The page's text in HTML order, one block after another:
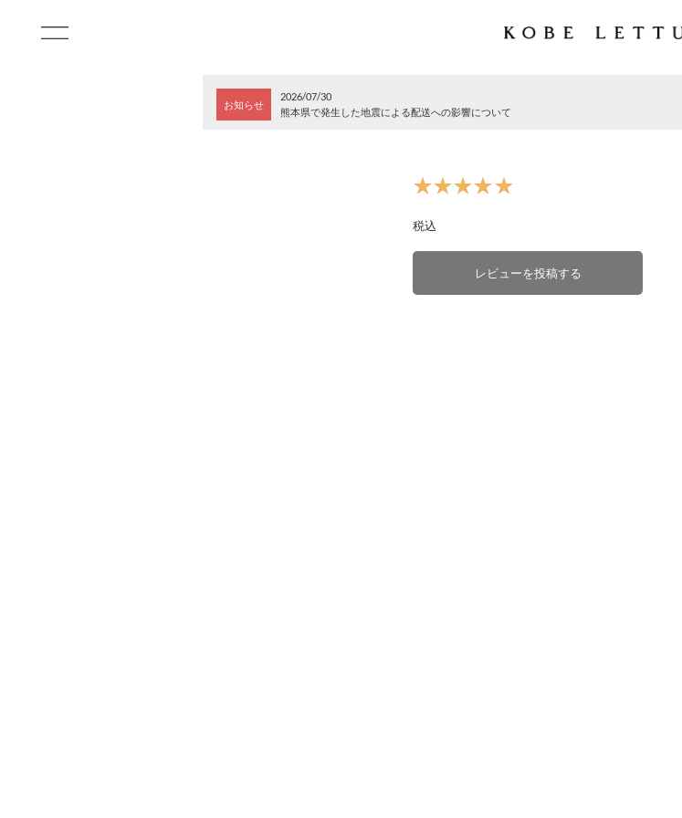
お知らせ
2026/07/30
熊本県で発生した地震による配送への影響について
★★★★★
★★★★★
税込
レビューを投稿する